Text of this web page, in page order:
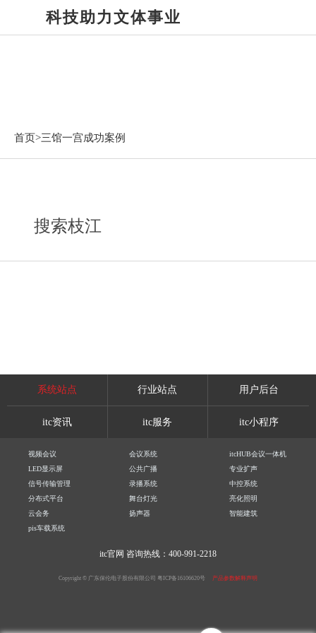
科技助力文体事业
首页>三馆一宫成功案例
搜索枝江
系统站点 行业站点 用户后台
itc资讯 itc服务 itc小程序
视频会议 会议系统
itcHUB会议一体机
LED显示屏
公共广播
专业扩声
信号传输管理
录播系统
中控系统
分布式平台
舞台灯光
亮化照明
云会务
扬声器
智能建筑
pis车载系统
itc官网 咨询热线：400-991-2218
Copyright © 广东保伦电子股份有限公司 粤ICP备16106620号 产品参数解释声明